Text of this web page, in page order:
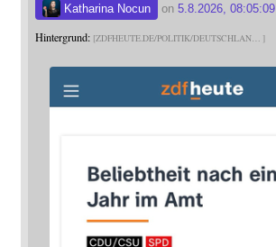
Katharina Nocun on 5.8.2026, 08:05:09
Hintergrund: ZDFHEUTE.DE/POLITIK/DEUTSCHLAN